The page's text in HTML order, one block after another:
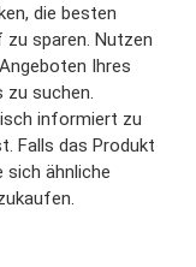
die besten
zu sparen. Nutzen
Ihres
suchen.
informiert zu
Falls das Produkt
sich ähnliche